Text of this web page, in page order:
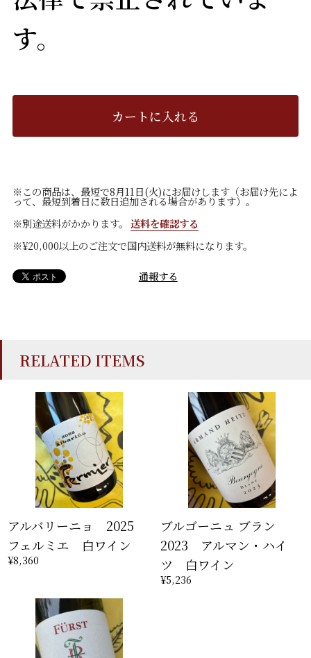
す。
カートに入れる
※この商品は、最短で8月11日(火)にお届けします（お届け先によ
って、最短到着日に数日追加される場合があります）。
※別途送料がかかります。 送料を確認する
※¥20,000以上のご注文で国内送料が無料になります。
通報する
RELATED ITEMS
アルバリーニョ 2025
フェルミエ 白ワイン
¥8,360
ブルゴーニュ ブラン
2023 アルマン・ハイ
ツ 白ワイン
¥5,236